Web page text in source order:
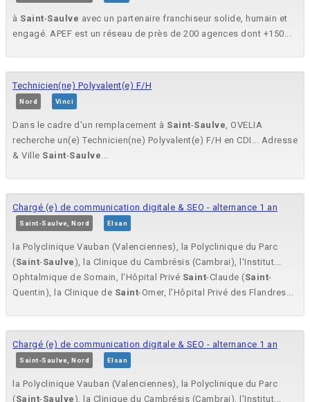
à Saint-Saulve avec un partenaire franchiseur solide, humain et
engagé. APEF est un réseau de près de 200 agences dont +150...
Technicien(ne) Polyvalent(e) F/H
Nord Vinci
Dans le cadre d'un remplacement à Saint-Saulve, OVELIA
recherche un(e) Technicien(ne) Polyvalent(e) F/H en CDI... Adresse
& Ville Saint-Saulve...
Chargé (e) de communication digitale & SEO - alternance 1 an
Saint-Saulve, Nord Elsan
la Polyclinique Vauban (Valenciennes), la Polyclinique du Parc
(Saint-Saulve ), la Clinique du Cambrésis (Cambrai), l'Institut...
Ophtalmique de Somain, l'Hôpital Privé Saint-Claude (Saint-
Quentin), la Clinique de Saint-Omer, l'Hôpital Privé des Flandres...
Chargé (e) de communication digitale & SEO - alternance 1 an
Saint-Saulve, Nord Elsan
la Polyclinique Vauban (Valenciennes), la Polyclinique du Parc
(Saint-Saulve ), la Clinique du Cambrésis (Cambrai), l'Institut...